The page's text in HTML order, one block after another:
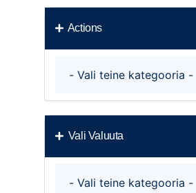
Actions
Vali Valuuta